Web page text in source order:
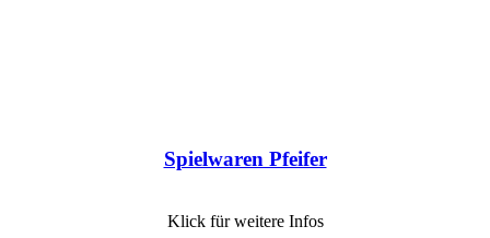
Spielwaren Pfeifer
Klick für weitere Infos